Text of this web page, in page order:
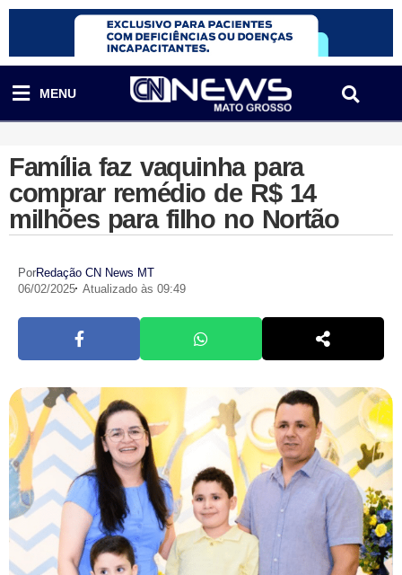
MENU
Família faz vaquinha para
comprar remédio de R$ 14
milhões para filho no Nortão
PorRedação CN News MT
06/02/2025 Atualizado às 09:49